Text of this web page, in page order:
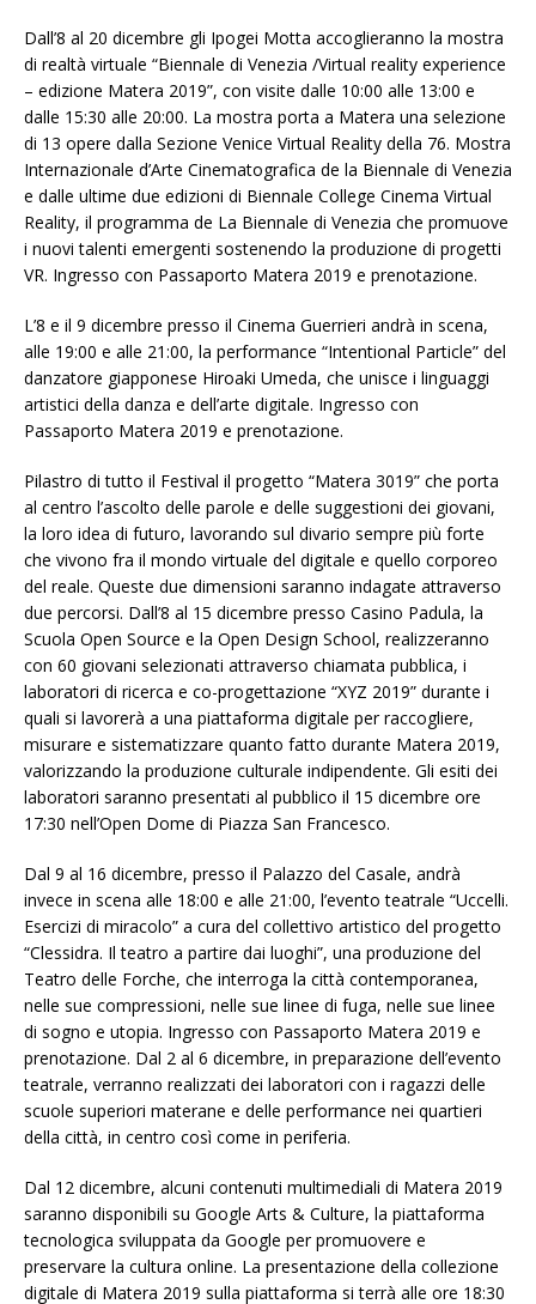
Dall’8 al 20 dicembre gli Ipogei Motta accoglieranno la mostra
di realtà virtuale “Biennale di Venezia /Virtual reality experience
– edizione Matera 2019”, con visite dalle 10:00 alle 13:00 e
dalle 15:30 alle 20:00. La mostra porta a Matera una selezione
di 13 opere dalla Sezione Venice Virtual Reality della 76. Mostra
Internazionale d’Arte Cinematografica de la Biennale di Venezia
e dalle ultime due edizioni di Biennale College Cinema Virtual
Reality, il programma de La Biennale di Venezia che promuove
i nuovi talenti emergenti sostenendo la produzione di progetti
VR. Ingresso con Passaporto Matera 2019 e prenotazione.
L’8 e il 9 dicembre presso il Cinema Guerrieri andrà in scena,
alle 19:00 e alle 21:00, la performance “Intentional Particle” del
danzatore giapponese Hiroaki Umeda, che unisce i linguaggi
artistici della danza e dell’arte digitale. Ingresso con
Passaporto Matera 2019 e prenotazione.
Pilastro di tutto il Festival il progetto “Matera 3019” che porta
al centro l’ascolto delle parole e delle suggestioni dei giovani,
la loro idea di futuro, lavorando sul divario sempre più forte
che vivono fra il mondo virtuale del digitale e quello corporeo
del reale. Queste due dimensioni saranno indagate attraverso
due percorsi. Dall’8 al 15 dicembre presso Casino Padula, la
Scuola Open Source e la Open Design School, realizzeranno
con 60 giovani selezionati attraverso chiamata pubblica, i
laboratori di ricerca e co-progettazione “XYZ 2019” durante i
quali si lavorerà a una piattaforma digitale per raccogliere,
misurare e sistematizzare quanto fatto durante Matera 2019,
valorizzando la produzione culturale indipendente. Gli esiti dei
laboratori saranno presentati al pubblico il 15 dicembre ore
17:30 nell’Open Dome di Piazza San Francesco.
Dal 9 al 16 dicembre, presso il Palazzo del Casale, andrà
invece in scena alle 18:00 e alle 21:00, l’evento teatrale “Uccelli.
Esercizi di miracolo” a cura del collettivo artistico del progetto
“Clessidra. Il teatro a partire dai luoghi”, una produzione del
Teatro delle Forche, che interroga la città contemporanea,
nelle sue compressioni, nelle sue linee di fuga, nelle sue linee
di sogno e utopia. Ingresso con Passaporto Matera 2019 e
prenotazione. Dal 2 al 6 dicembre, in preparazione dell’evento
teatrale, verranno realizzati dei laboratori con i ragazzi delle
scuole superiori materane e delle performance nei quartieri
della città, in centro così come in periferia.
Dal 12 dicembre, alcuni contenuti multimediali di Matera 2019
saranno disponibili su Google Arts & Culture, la piattaforma
tecnologica sviluppata da Google per promuovere e
preservare la cultura online. La presentazione della collezione
digitale di Matera 2019 sulla piattaforma si terrà alle ore 18:30